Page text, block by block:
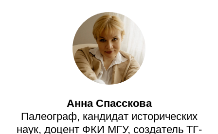
Анна Спасскова
Палеограф, кандидат исторических
наук, доцент ФКИ МГУ, создатель ТГ-